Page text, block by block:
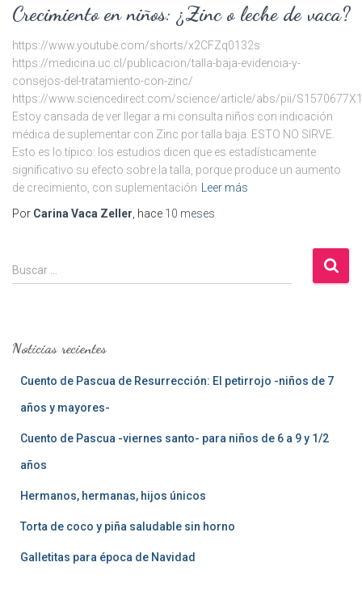
Crecimiento en niños: ¿Zinc o leche de vaca?
https://www.youtube.com/shorts/x2CFZq0132s
https://medicina.uc.cl/publicacion/talla-baja-evidencia-y-
consejos-del-tratamiento-con-zinc/
https://www.sciencedirect.com/science/article/abs/pii/
Estoy cansada de ver llegar a mi consulta niños con indicación
médica de suplementar con Zinc por talla baja. ESTO NO SIRVE.
Esto es lo típico: los estudios dicen que es estadísticamente
significativo su efecto sobre la talla, porque produce un aumento
de crecimiento, con suplementación
Leer más
Por Carina Vaca Zeller , hace 10 meses
B
u
r
Buscar …
Noticias recientes
Cuento de Pascua de Resurrección: El petirrojo -niños de 7
años y mayores-
Cuento de Pascua -viernes santo- para niños de 6 a 9 y 1/2
años
Hermanos, hermanas, hijos únicos
Torta de coco y piña saludable sin horno
Galletitas para época de Navidad